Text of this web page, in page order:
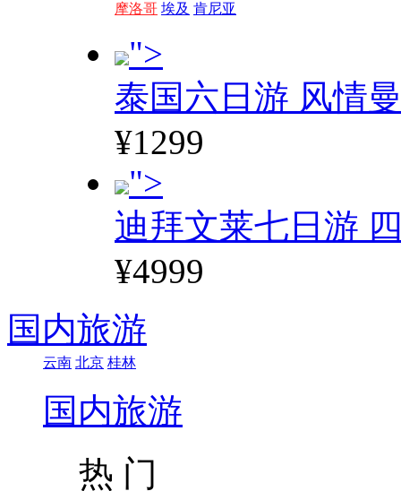
摩洛哥 埃及 肯尼亚
">
泰国六日游 风情
¥1299
">
迪拜文莱七日游
¥4999
国内旅游
云南 北京 桂林
国内旅游
热 门